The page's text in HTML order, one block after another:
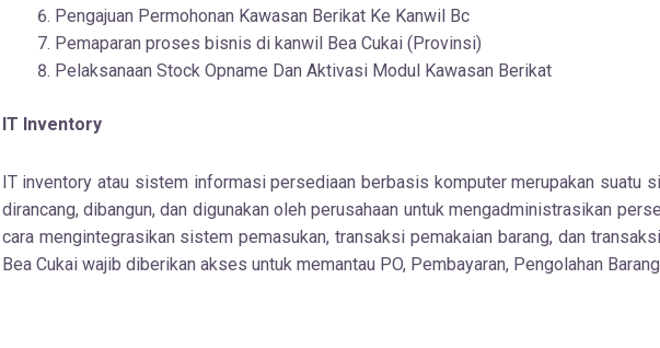
Pengajuan Permohonan Kawasan Berikat Ke Kanwil Bc
Pemaparan proses bisnis di kanwil Bea Cukai (Provinsi)
Pelaksanaan Stock Opname Dan Aktivasi Modul Kawasan Berikat
IT Inventory
IT inventory atau sistem informasi persediaan berbasis komputer merupakan suatu
dirancang, dibangun, dan digunakan oleh perusahaan untuk mengadministrasikan
cara mengintegrasikan sistem pemasukan, transaksi pemakaian barang, dan
Bea Cukai wajib diberikan akses untuk memantau PO, Pembayaran, Pengolahan